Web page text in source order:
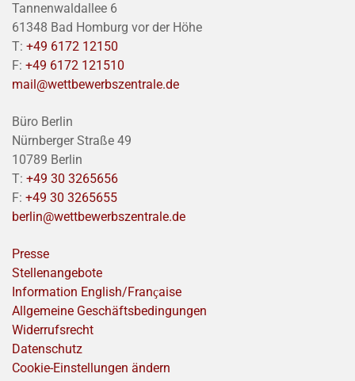
Tannenwaldallee 6
61348 Bad Homburg vor der Höhe
T: +49 6172 12150
F: +49 6172 121510
mail@wettbewerbszentrale.de
Büro Berlin
Nürnberger Straße 49
10789 Berlin
T: +49 30 3265656
F: +49 30 3265655
berlin@wettbewerbszentrale.de
Presse
Stellenangebote
Information English/Franҫaise
Allgemeine Geschäftsbedingungen
Widerrufsrecht
Datenschutz
Cookie-Einstellungen ändern